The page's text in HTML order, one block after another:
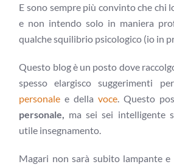
E sono sempre più convinto che chi
e non intendo solo in maniera
qualche squilibrio psicologico (io in
Questo blog è un posto dove
spesso elargisco suggerimenti
personale e dellavoce . Questo
personale,
ma sei sei intelligente
utile insegnamento.
Magari non sarà subito lampante e